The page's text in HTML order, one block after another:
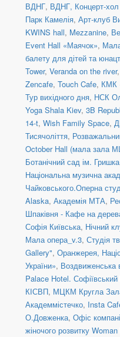
ВДНГ, ВДНГ, Концерт-хол
Парк Камелія, Арт-клуб
KWINS hall, Mezzanine,
Event Hall «Маячок»,
балету для дітей та
Tower, Veranda on the river,
Zencafe, Touch Cafe, КМК
Тур вихідного дня, НСК
Yoga Shala Kiev, 3B
14-t, Wish Family Space,
Тисячоліття,
October Hall (мала зала
Ботанічний сад ім. Гришка
Національна музична
Чайковського.Оперна
Alaska, Академія МТА,
Шпаківня - Кафе на
Софія Київська, Нічний
Мала опера_v.3, Студія
Gallery", Оранжерея,
України», Воздвиженська
Palace Hotel.
КІСВП, МЦКМ Кругла
Академмістечко, Insta
О.Довженка, Офіс
жіночого розвитку